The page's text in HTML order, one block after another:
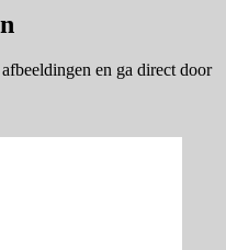
en ga direct door